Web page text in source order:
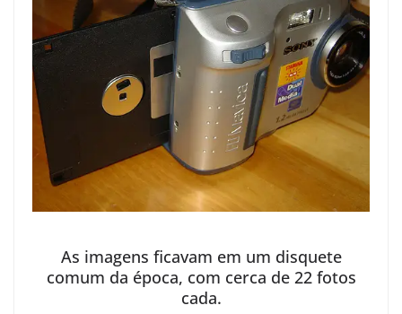
As imagens ficavam em um disquete
comum da época, com cerca de 22 fotos
cada.